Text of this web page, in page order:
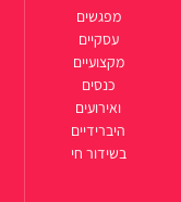
מפגשים
עסקיים
מקצועיים
כנסים
ואירועים
היברידיים
בשידור חי